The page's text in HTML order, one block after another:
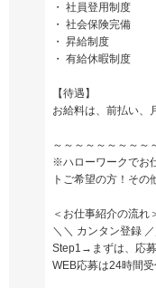
・ 社員登用制度
・ 社会保険完備
・ 昇給制度
・ 有給休暇制度
【待遇】
お給料は、前払い
～～～～～～～～～
※ハローワークでお
トご希望の方！その
＜お仕事紹介の流れ
＼＼ カンタン登録 ／
Step1→まずは、応募
WEB応募は24時間受